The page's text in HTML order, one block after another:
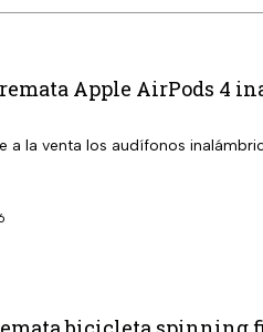
Apple AirPods 4
a la venta los audífonos